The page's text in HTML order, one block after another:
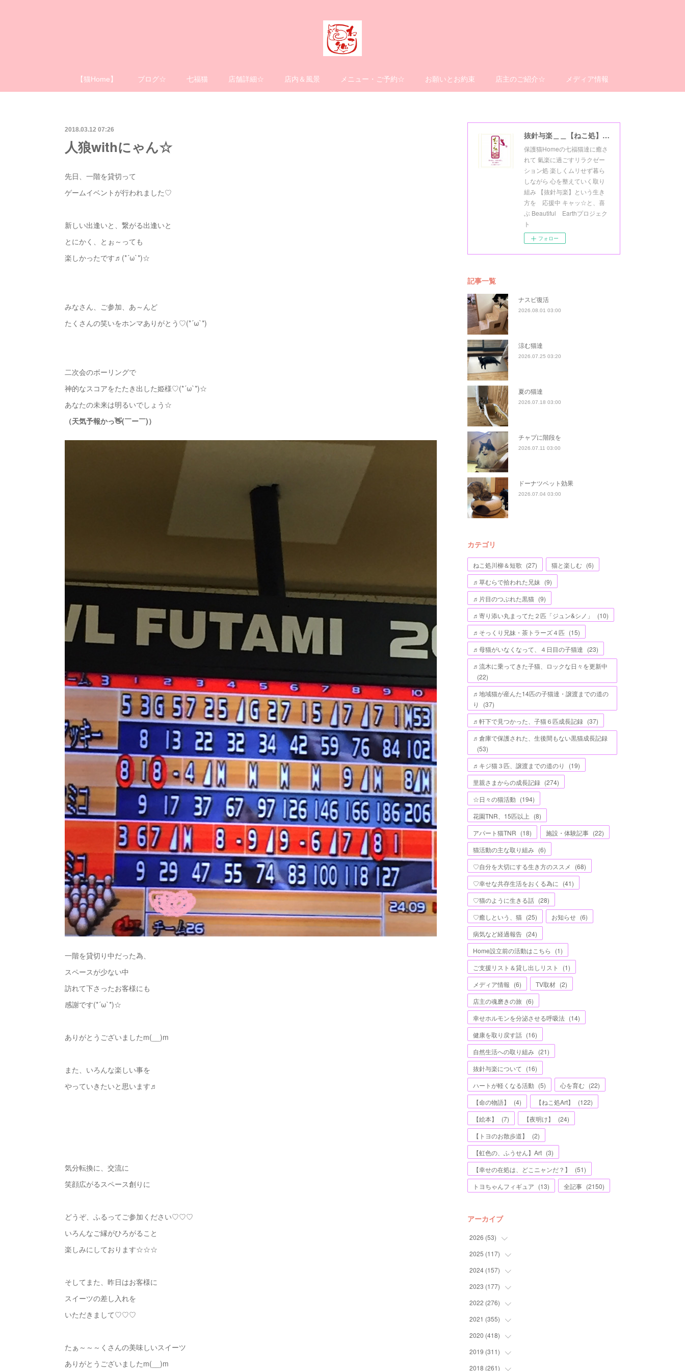
【猫Home】 ブログ☆ 七福猫 店舗詳細☆ 店内＆風景 メニュー・ご予約☆ お願いとお約束 店主のご紹介☆ メディア情報
2018.03.12 07:26
人狼withにゃん☆
先日、一階を貸切って
ゲームイベントが行われました♡
新しい出逢いと、繋がる出逢いと
とにかく、とぉ～っても
楽しかったです♬(*´ω`*)☆
みなさん、ご参加、あ～んど
たくさんの笑いをホンマありがとう♡(*´ω`*)
二次会のボーリングで
神的なスコアをたたき出した姫様♡(*´ω`*)☆
あなたの未来は明るいでしょう☆
（天気予報かっ👋(￣ー￣)）
一階を貸切り中だった為、
スペースが少ない中
訪れて下さったお客様にも
感謝です(*´ω`*)☆
ありがとうございましたm(__)m
また、いろんな楽しい事を
やっていきたいと思います♬
気分転換に、交流に
笑顔広がるスペース創りに
どうぞ、ふるってご参加ください♡♡♡
いろんなご縁がひろがること
楽しみにしております☆☆☆
そしてまた、昨日はお客様に
スイーツの差し入れを
いただきまして♡♡♡
たぁ～～～くさんの美味しいスイーツ
ありがとうございましたm(__)m
抜針与楽＿＿【ねこ処】＿＿猫楽ゼーションHome☆
保護猫Homeの七福猫達に癒さ
れて 氣楽に過ごすリラクゼー
ション処 楽しくムリせず暮ら
しながら 心を整えていく取り
組み 【抜針与楽】という生き
方を 応援中 キャッ☆と、喜
ぶ Beautiful Earthプロジェク
ト
フォロー
記事一覧
ナスビ復活
2026.08.01 03:00
涼む猫達
2026.07.25 03:20
夏の猫達
2026.07.18 03:00
チャプに階段を
2026.07.11 03:00
ドーナツベット効果
2026.07.04 03:00
カテゴリ
ねこ処川柳＆短歌 (27) 猫と楽しむ (6)
♬草むらで拾われた兄妹 (9)
♬片目のつぶれた黒猫 (9)
♬寄り添い丸まってた２匹「ジュン&シノ」
(10)
♬そっくり兄妹・茶トラーズ４匹 (15)
♬母猫がいなくなって、４日目の子猫達 (23)
♬流木に乗ってきた子猫、ロックな日々を更新中
(22)
♬地域猫が産んた14匹の子猫達・譲渡までの道の
り
(37)
♬軒下で見つかった、子猫６匹成長記録 (37)
♬倉庫で保護された、生後間もない黒猫成長記録
(53)
♬キジ猫３匹、譲渡までの道のり
(19)
里親さまからの成長記録 (274)
☆日々の猫活動 (194)
花園TNR、15匹以上 (8)
アパート猫TNR (18) 施設・体験記事 (22)
猫活動の主な取り組み (6)
♡自分を大切にする生き方のススメ
(68)
♡幸せな共存生活をおくる為に (41)
♡猫のように生きる話 (28)
♡癒しという、猫 (25) お知らせ (6)
病気など経過報告 (24)
Home設立前の活動はこちら
(1)
ご支援リスト＆貸し出しリスト
(1)
メディア情報 (6) TV取材 (2)
店主の魂磨きの旅 (6)
幸せホルモンを分泌させる呼吸法 (14)
健康を取り戻す話 (16)
自然生活への取り組み (21)
抜針与楽について (16)
ハートが軽くなる活動 (5) 心を育む (22)
【命の物語】
(4) 【ねこ処Art】 (122)
【絵本】
(7) 【夜明け】 (24)
【トヨのお散歩道】
(2)
【虹色の、ふうせん】Art (3)
【幸せの在処は、どこニャンだ？】
(51)
トヨちゃんフィギュア (13) 全記事 (2150)
アーカイブ
2026 (53)
(1)
(5)
(7)
(11
(8)
(6)
(8)
( 7)
2025 (117)
(11
(12
(12
(13
(6)
(5)
(3)
2024 (157)
(13
(13
(10
(13
(11
(11
2023 (177)
(20
(10
(11
(13
(15
2022 (276)
(17
(16
(21
(21
2021 (355)
(19
(12
(16
2020 (418)
(44
(59
2019 (311)
(25
2018 (261)